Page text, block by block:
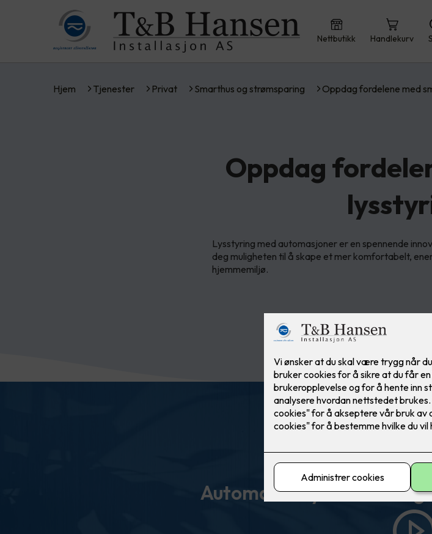
Nettbutikk Handlekurv
Hjem Tjenester Privat Smarthus og strømsparing Oppdag fordelene med
Oppdag
Lysstyring med automasjoner er en spennende
deg muligheten til å skape et mer komfortabelt,
hjemmemiljø.
ELKO
Automatisk lys ved